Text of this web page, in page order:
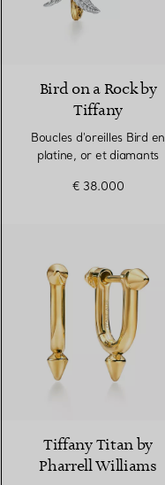
Bird on a Rock by
Tiffany
Boucles d'oreilles Bird en
platine, or et diamants
€ 38.000
Tiffany Titan by
Pharrell Williams